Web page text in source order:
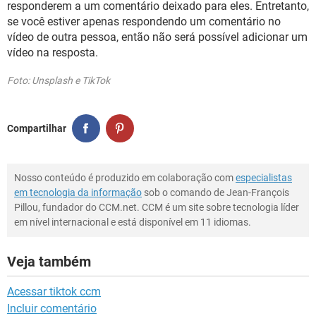
responderem a um comentário deixado para eles. Entretanto,
se você estiver apenas respondendo um comentário no
vídeo de outra pessoa, então não será possível adicionar um
vídeo na resposta.
Foto: Unsplash e TikTok
Compartilhar
Nosso conteúdo é produzido em colaboração comespecialistas
em tecnologia da informação sob o comando de Jean-François
Pillou, fundador do CCM.net. CCM é um site sobre tecnologia líder
em nível internacional e está disponível em 11 idiomas.
Veja também
Acessar tiktok ccm
Incluir comentário